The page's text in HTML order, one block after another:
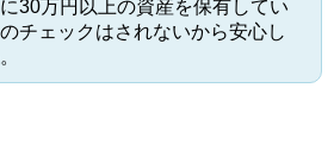
30万円以上の資産を保有してい
チェックはされないから安心し